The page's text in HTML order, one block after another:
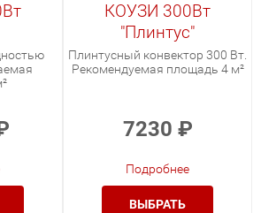
КОУЗИ 300Вт
"Плинтус"
Плинтусный конвектор 300 Вт.
Рекомендуемая площадь 4 м²
7230 ₽
Подробнее
ВЫБРАТЬ